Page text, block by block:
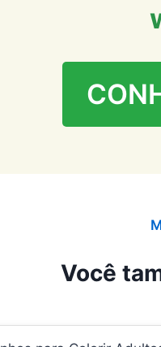
Você